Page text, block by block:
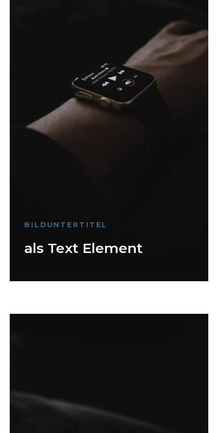
BILDUNTERTITEL
als Text Element